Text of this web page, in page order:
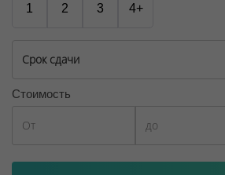
1 2 3 4+
Срок сдачи
Стоимость